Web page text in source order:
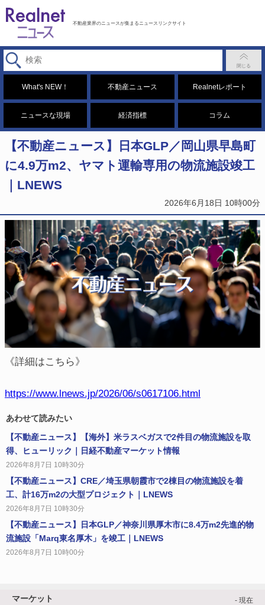
不動産業界のニュースが集まるニュースリンクサイト
What's NEW！ 不動産ニュース Realnetレポート
ニュースな現場 経済指標 コラム
【不動産ニュース】日本GLP／岡山県早島町
に4.9万m2、ヤマト運輸専用の物流施設竣工
｜LNEWS
2026年6月18日 10時00分
《詳細はこちら》
https://www.lnews.jp/2026/06/s0617106.html
あわせて読みたい
【不動産ニュース】【海外】米ラスベガスで2件目の物流施設を取
得、ヒューリック｜日経不動産マーケット情報
2026年8月7日 10時30分
【不動産ニュース】CRE／埼玉県朝霞市で2棟目の物流施設を着
工、計16万m2の大型プロジェクト｜LNEWS
2026年8月7日 10時30分
【不動産ニュース】日本GLP／神奈川県厚木市に8.4万m2先進的物
流施設「Marq東名厚木」を竣工｜LNEWS
2026年8月7日 10時00分
マーケット - 現在